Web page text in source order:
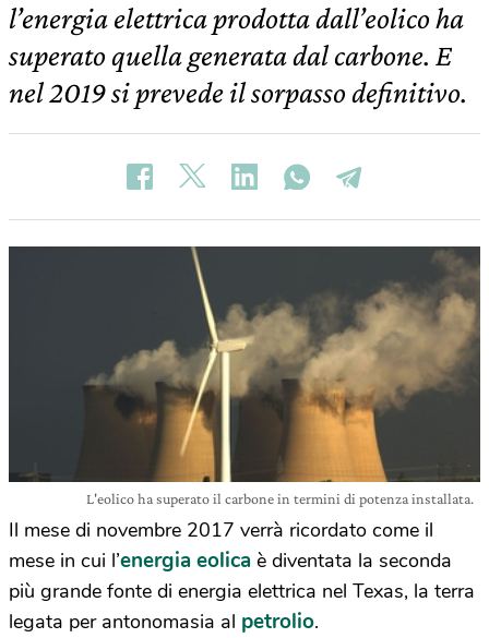
l’energia elettrica prodotta dall’eolico ha
superato quella generata dal carbone. E
nel 2019 si prevede il sorpasso definitivo.
L'eolico ha superato il carbone in termini di potenza installata.
Il mese di novembre 2017 verrà ricordato come il
mese in cui l’energia eolica è diventata la seconda
più grande fonte di energia elettrica nel Texas, la terra
legata per antonomasia al petrolio.